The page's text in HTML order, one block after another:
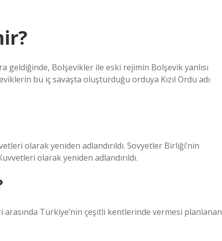
geldiğinde, Bolşevikler ile eski rejimin Bolşevik yanlısı
bu iç savaşta oluşturduğu orduya Kızıl Ordu adı
olarak yeniden adlandırıldı. Sovyetler Birliği’nin
olarak yeniden adlandırıldı.
​​arasında Türkiye’nin çeşitli kentlerinde vermesi planlanan